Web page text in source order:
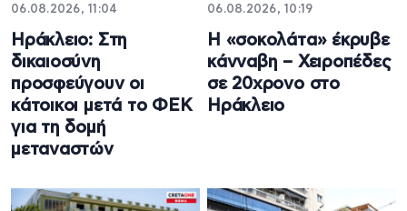
06.08.2026, 11:04
Ηράκλειο: Στη
δικαιοσύνη
προσφεύγουν οι
κάτοικοι μετά το ΦΕΚ
για τη δομή
μεταναστών
06.08.2026, 10:19
Η «σοκολάτα» έκρυβε
κάνναβη – Χειροπέδες
σε 20χρονο στο
Ηράκλειο